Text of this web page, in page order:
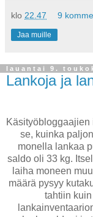
klo 22.47 9
Jaa muille
lauantai 9.
Lankoja ja
se, kuinka
monella lankaa
saldo oli 33 kg.
laiha moneen
määrä pysyy
tahtiin